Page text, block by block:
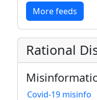
More feeds
Rational
Covid-19 misinfo